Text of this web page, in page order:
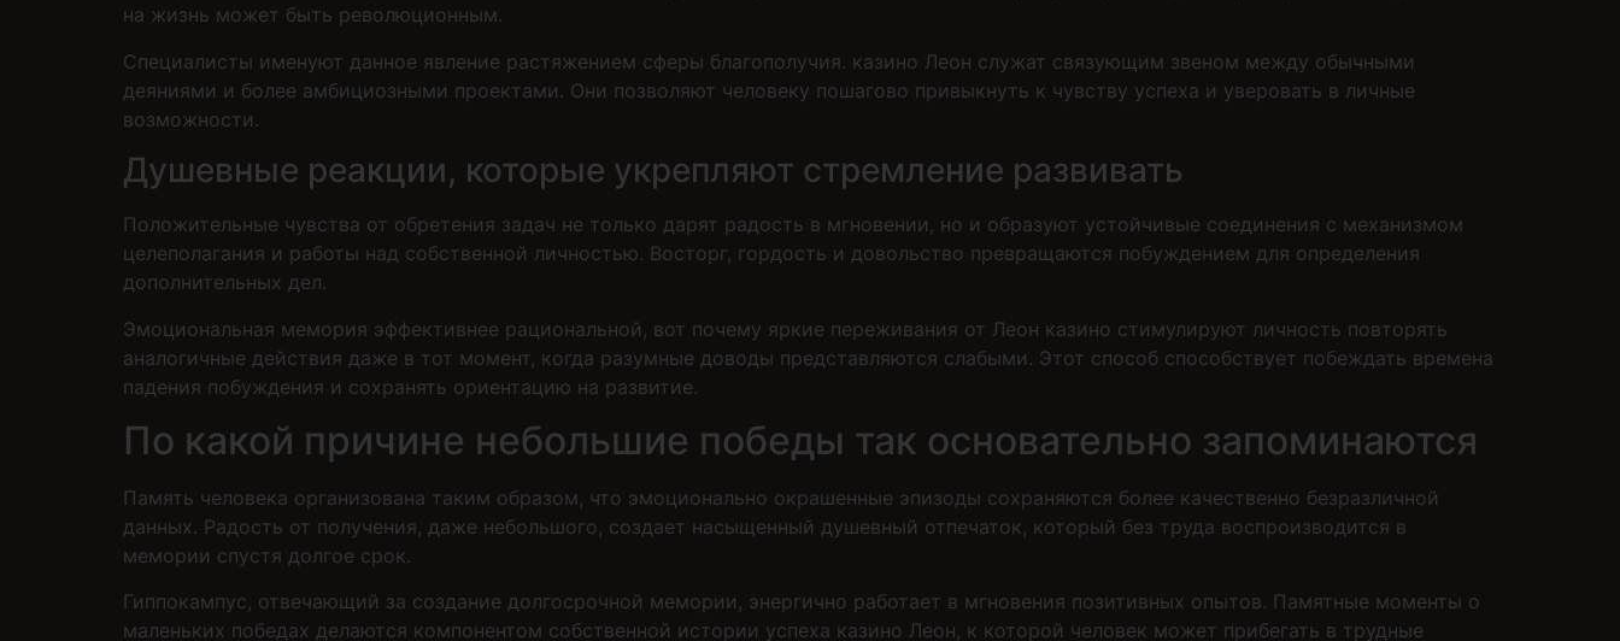
на жизнь может быть революционным.
Специалисты именуют данное явление растяжением сферы благополучия. казино Леон служат связующим звеном между обычными
деяниями и более амбициозными проектами. Они позволяют человеку пошагово привыкнуть к чувству успеха и уверовать в личные
возможности.
Душевные реакции, которые укрепляют стремление развивать
Положительные чувства от обретения задач не только дарят радость в мгновении, но и образуют устойчивые соединения с механизмом
целеполагания и работы над собственной личностью. Восторг, гордость и довольство превращаются побуждением для определения
дополнительных дел.
Эмоциональная мемория эффективнее рациональной, вот почему яркие переживания от Леон казино стимулируют личность повторять
аналогичные действия даже в тот момент, когда разумные доводы представляются слабыми. Этот способ способствует побеждать времена
падения побуждения и сохранять ориентацию на развитие.
По какой причине небольшие победы так основательно запоминаются
Память человека организована таким образом, что эмоционально окрашенные эпизоды сохраняются более качественно безразличной
данных. Радость от получения, даже небольшого, создает насыщенный душевный отпечаток, который без труда воспроизводится в
мемории спустя долгое срок.
Гиппокампус, отвечающий за создание долгосрочной мемории, энергично работает в мгновения позитивных опытов. Памятные моменты о
маленьких победах делаются компонентом собственной истории успеха казино Леон, к которой человек может прибегать в трудные